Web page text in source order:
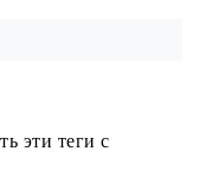
эти теги с